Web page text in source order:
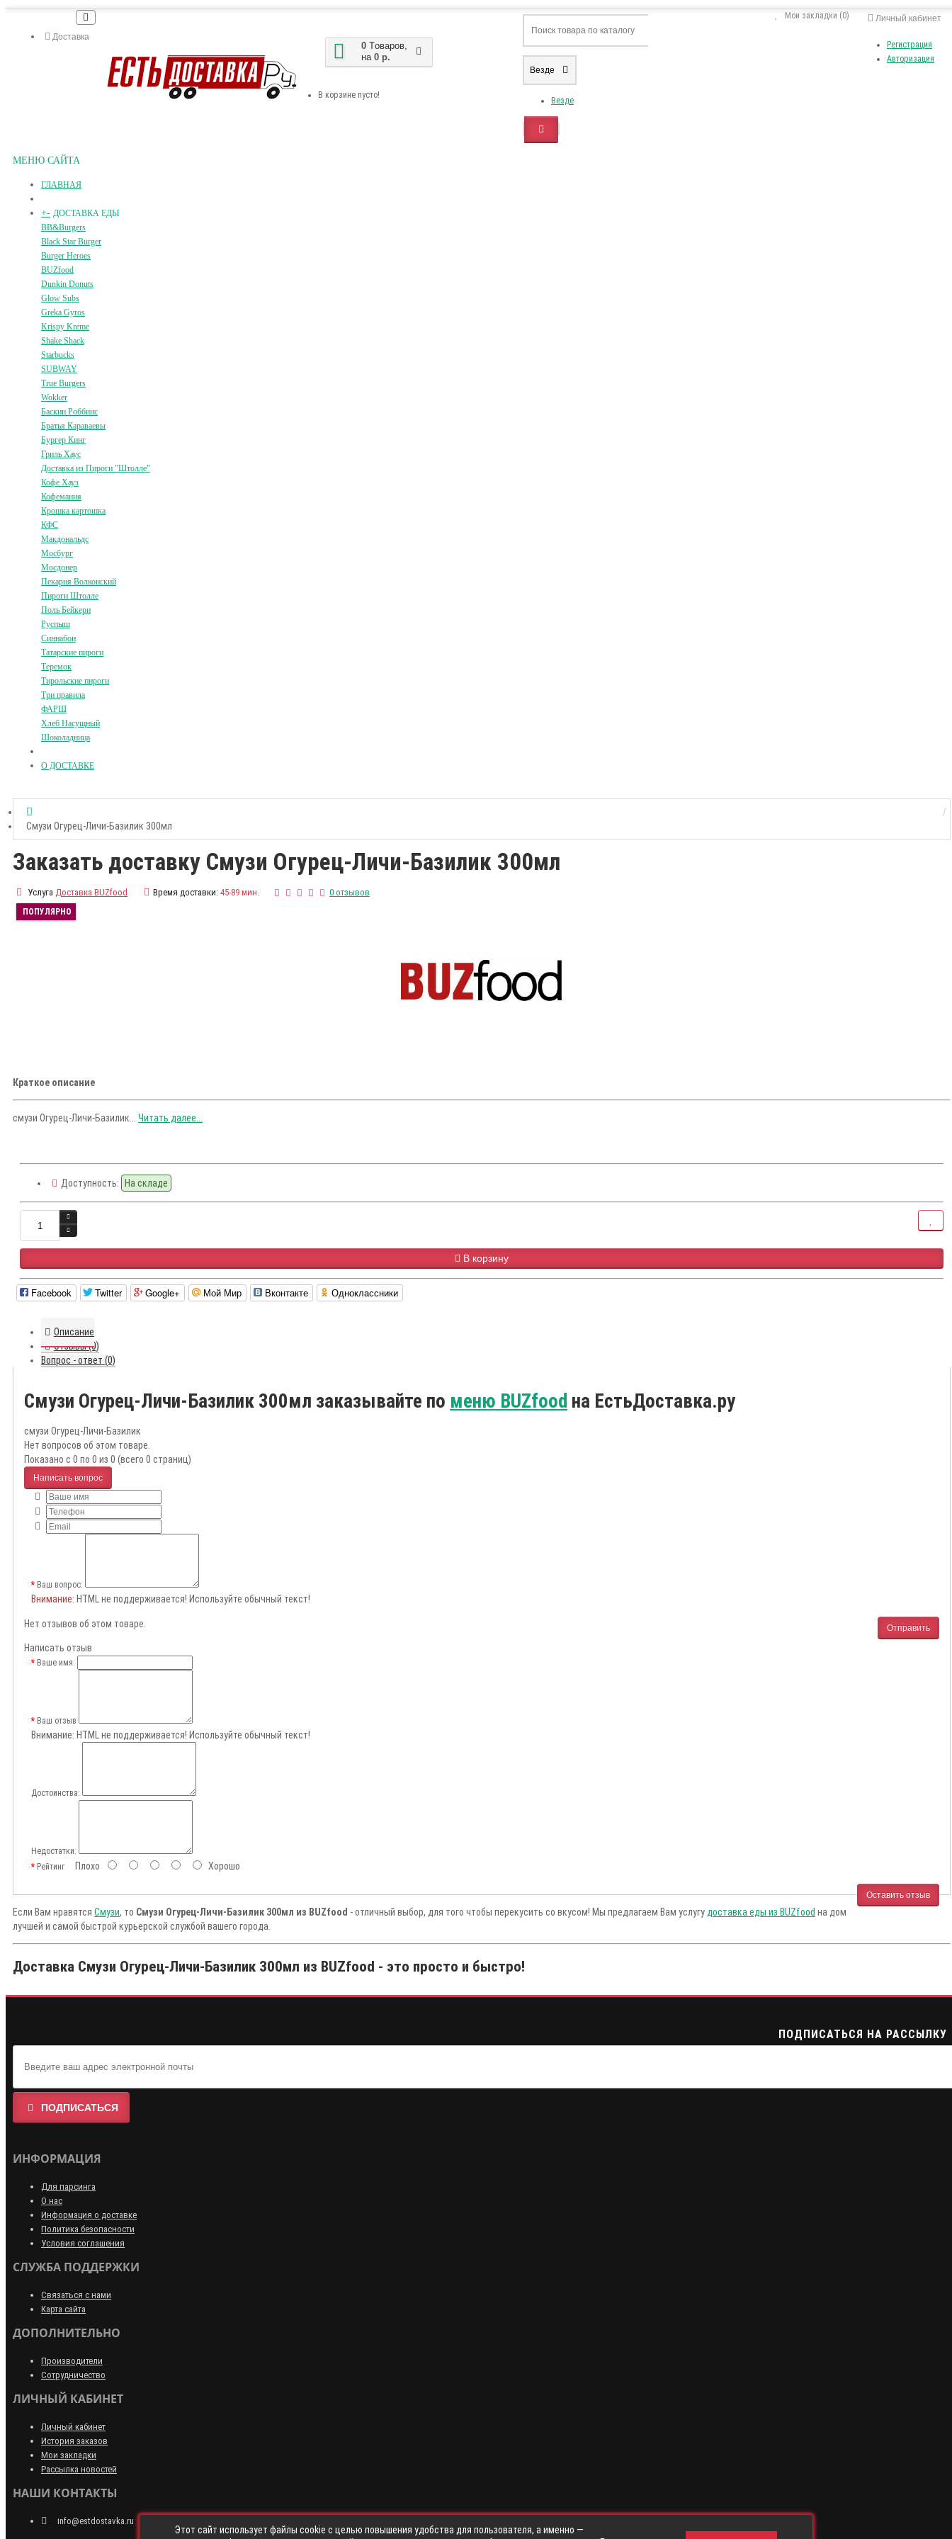
Доставка
Личный кабинет
Регистрация
Авторизация
Мои закладки (0)
0 Tоваров,
на 0 р.
В корзине пусто!
Везде
Везде
МЕНЮ САЙТА
ГЛАВНАЯ
+- ДОСТАВКА ЕДЫ
BB&Burgers
Black Star Burger
Burger Heroes
BUZfood
Dunkin Donuts
Glow Subs
Greka Gyros
Krispy Kreme
Shake Shack
Starbucks
SUBWAY
True Burgers
Wokker
Баскин Роббинс
Братья Караваевы
Бургер Кинг
Гриль Хаус
Доставка из Пироги "Штолле"
Кофе Хауз
Кофемания
Крошка картошка
КФС
Макдональдс
Мосбург
Мосдонер
Пекарня Волконский
Пироги Штолле
Поль Бейкери
Руспыш
Синнабон
Татарские пироги
Теремок
Тирольские пироги
Три правила
ФАРШ
Хлеб Насущный
Шоколадница
О ДОСТАВКЕ
Смузи Огурец-Личи-Базилик 300мл
Заказать доставку Смузи Огурец-Личи-Базилик 300мл
Услуга Доставка BUZfood Время доставки: 45-89 мин. 0 отзывов
ПОПУЛЯРНО
Краткое описание
смузи Огурец-Личи-Базилик... Читать далее...
Доступность: На складе
В корзину
Facebook Twitter Google+ Мой Мир Вконтакте Одноклассники
Описание
Отзывы (0)
Вопрос - ответ (0)
Смузи Огурец-Личи-Базилик 300мл заказывайте по меню BUZfood на ЕстьДоставка.ру
смузи Огурец-Личи-Базилик
Нет вопросов об этом товаре.
Показано с 0 по 0 из 0 (всего 0 страниц)
Написать вопрос
Ваш вопрос:
Внимание: HTML не поддерживается! Используйте обычный текст!
Отправить
Нет отзывов об этом товаре.
Написать отзыв
Ваше имя:
Ваш отзыв
Внимание: HTML не поддерживается! Используйте обычный текст!
Достоинства:
Недостатки:
РейтингПлохо Хорошо
Оставить отзыв
Если Вам нравятся Смузи, то Смузи Огурец-Личи-Базилик 300мл из BUZfood - отличный выбор, для того чтобы перекусить со вкусом! Мы предлагаем Вам услугу доставка еды из BUZfood на дом
лучшей и самой быстрой курьерской службой вашего города.
Доставка Смузи Огурец-Личи-Базилик 300мл из BUZfood - это просто и быстро!
ПОДПИСАТЬСЯ НА РАССЫЛКУ
ПОДПИСАТЬСЯ
ИНФОРМАЦИЯ
Для парсинга
О нас
Информация о доставке
Политика безопасности
Условия соглашения
СЛУЖБА ПОДДЕРЖКИ
Связаться с нами
Карта сайта
ДОПОЛНИТЕЛЬНО
Производители
Сотрудничество
ЛИЧНЫЙ КАБИНЕТ
Личный кабинет
История заказов
Мои закладки
Рассылка новостей
НАШИ КОНТАКТЫ
info@estdostavka.ru
Этот сайт использует файлы cookie с целью повышения удобства для пользователя, а именно —